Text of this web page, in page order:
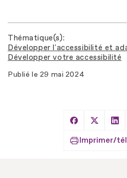
Thématique(s)
Développer l'accessibilité et
Développer votre accessibilité
Publié le 29 mai 2024
Partager sur
Imprimer/